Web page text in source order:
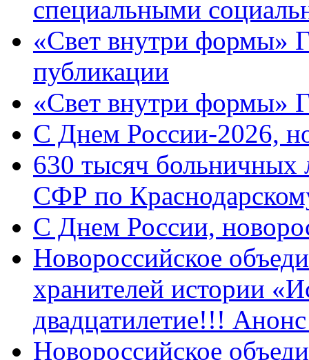
специальными
«Свет внутри формы»
публикации
«Свет внутри формы»
C Днем России-2026,
630 тысяч больничных
СФР по
C Днем России,
Новороссийское
хранителей истории
двадцатилетие!!!
Новороссийское